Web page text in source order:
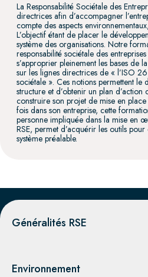
La Responsabilité Sociétale des
directrices afin d’accompagner
compte des aspects
L’objectif étant de placer le
système des organisations. Notre
responsabilité sociétale des
s’approprier pleinement les bases de
sur les lignes directrices de « l’ISO
sociétale ». Ces notions permettent le
structure et d’obtenir un plan
construire son projet de mise en
fois dans son entreprise, cette
personne impliquée dans la mise en
RSE, permet d’acquérir les outils
système préalable.
Généralités RSE
Environnement